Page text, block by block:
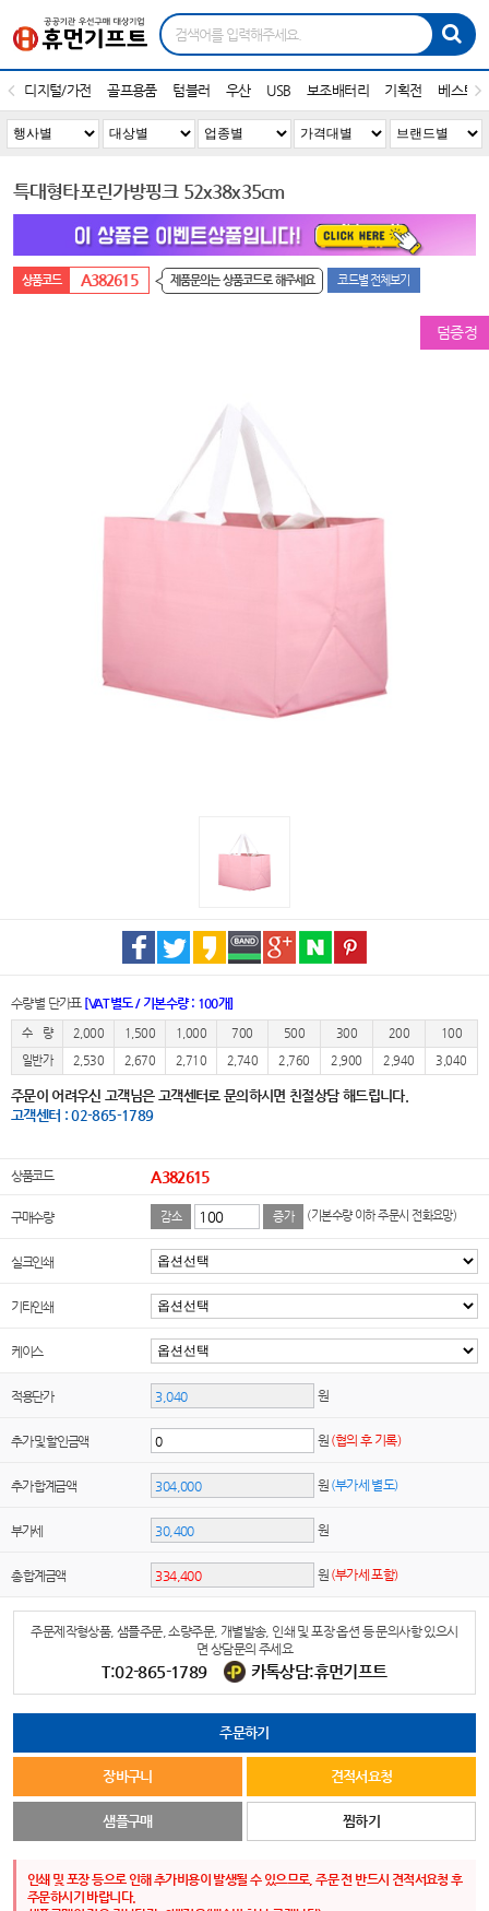
디지털/가전 골프용품 텀블러 우산 USB 보조배터리 기획전 베스트
특대형타포린가방핑크 52x38x35cm
A382615 제품문의는 상품코드로 해주세요 코드별 전체보기
덤증정
수량별 단가표 [VAT별도 / 기본수량 : 100개]
수 량 2,000 1,500 1,000 700 500 300 200
100
일반가
2,530 2,670 2,710 2,740 2,760 2,900 2,940 3,040
주문이 어려우신 고객님은 고객센터로 문의하시면 친절상담 해드립니다.
고객센터 : 02-865-1789
상품코드 A382615
구매수량 감소 증가 (기본수량 이하 주문시 전화요망)
실크인쇄
기타인쇄
케이스
적용단가 원
추가 및 할인금액 원 (협의 후 기록)
추가 합계금액 원 (부가세 별도)
부가세 원
총 합계금액 원 (부가세 포함)
주문제작형상품, 샘플주문, 소량주문, 개별발송, 인쇄 및 포장 옵션 등 문의사항 있으시
면 상담문의 주세요
T:02-865-1789 카톡상담:휴먼기프트
주문하기
장바구니 견적서요청
샘플구매 찜하기
인쇄 및 포장 등으로 인해 추가비용이 발생될 수 있으므로, 주문 전 반드시 견적서요청 후
주문하시기 바랍니다.